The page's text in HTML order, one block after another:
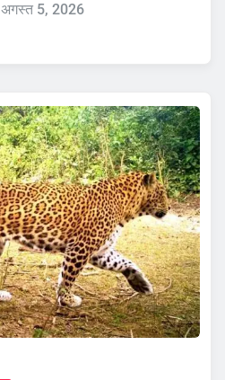
अगस्त 5, 2026